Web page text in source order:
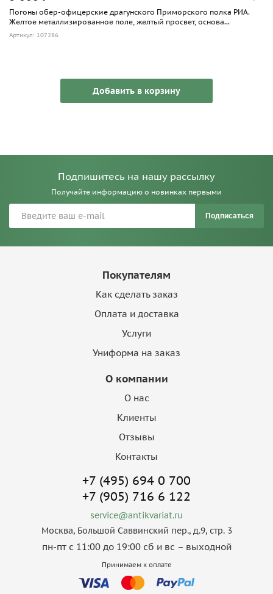
Погоны обер-офицерские драгунского Приморского полка РИА.
Желтое металлизированное поле, желтый просвет, основа...
Артикул: 107286
Добавить в корзину
Подпишитесь на нашу рассылку
Получайте информацию о новинках первыми
Подписаться
Покупателям
Как сделать заказ
Оплата и доставка
Услуги
Униформа на заказ
О компании
О нас
Клиенты
Отзывы
Контакты
+7 (495) 694 0 700
+7 (905) 716 6 122
service@antikvariat.ru
Москва, Большой Саввинский пер., д.9, стр. 3
пн-пт с 11:00 до 19:00 сб и вс – выходной
Принимаем к оплате